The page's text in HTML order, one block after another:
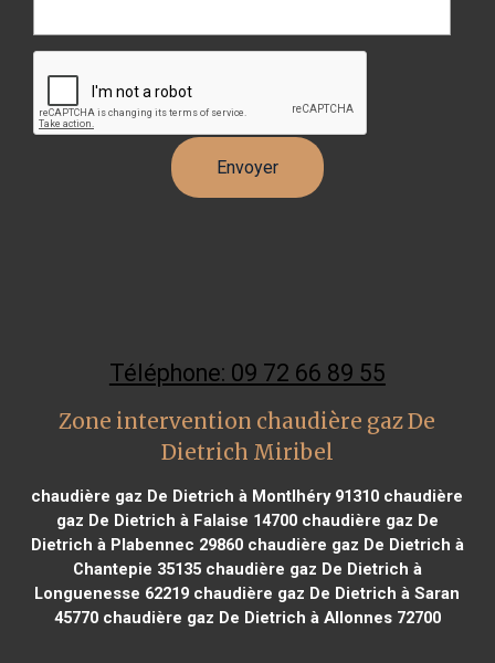
Téléphone: 09 72 66 89 55
Zone intervention chaudière gaz De
Dietrich Miribel
chaudière gaz De Dietrich à Montlhéry 91310 chaudière
gaz De Dietrich à Falaise 14700chaudière gaz De
Dietrich à Plabennec 29860chaudière gaz De Dietrich à
Chantepie 35135chaudière gaz De Dietrich à
Longuenesse 62219 chaudière gaz De Dietrich à Saran
45770chaudière gaz De Dietrich à Allonnes 72700